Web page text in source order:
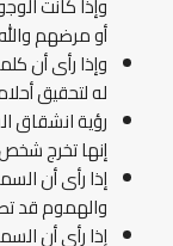
وإذا كانت
أو مرضهم
وإذا رأى أن
له لتحقيق
رؤية انشقاق
إنها تخرج
إذا رأى أن
والهموم قد
إذا رأى أن